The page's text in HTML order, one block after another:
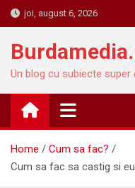
Skip
to
content
joi, august 6, 2026
Un blog cu subiecte super
Home
Cum sa fac?
Cum sa fac sa castig si